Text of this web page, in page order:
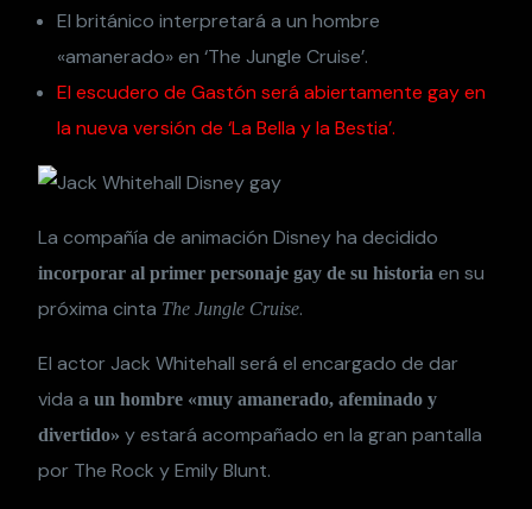
El británico interpretará a un hombre
«amanerado» en ‘The Jungle Cruise’.
El escudero de Gastón será abiertamente gay en
la nueva versión de ‘La Bella y la Bestia’.
La compañía de animación Disney ha decidido
incorporar al primer personaje gay de su historia en su
próxima cinta The Jungle Cruise.
El actor Jack Whitehall será el encargado de dar
vida aun hombre «muy amanerado, afeminado y
divertido» y estará acompañado en la gran pantalla
por The Rock y Emily Blunt.